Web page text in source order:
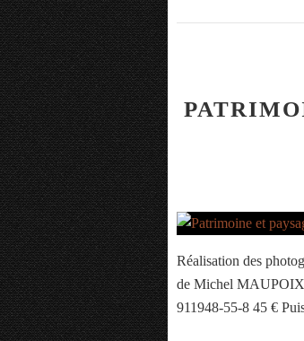
Réalisation des
de Michel MAUPOIX
911948-55-8 45 €